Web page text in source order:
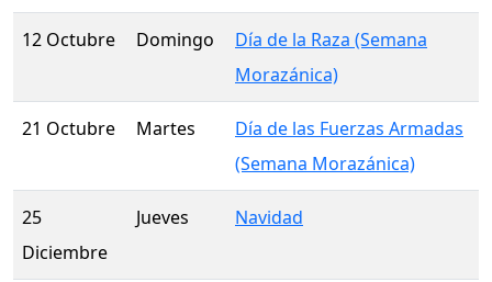
12 Octubre Domingo
Día de la Raza (Semana
Morazánica)
21 Octubre Martes
Día de las Fuerzas Armadas
(Semana Morazánica)
25
Diciembre
Jueves Navidad